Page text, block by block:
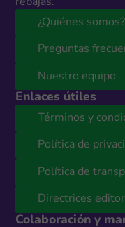
¿Quiénes somos?
Preguntas
Nuestro equipo
Enlaces útiles
Términos y
Política de
Política de
Directrices
Colaboración y